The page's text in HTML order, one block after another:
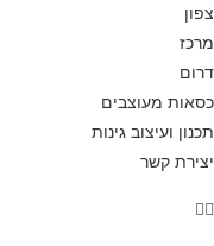
צפון
מרכז
דרום
כסאות מעוצבים
תכנון ועיצוב גינות
יצירת קשר